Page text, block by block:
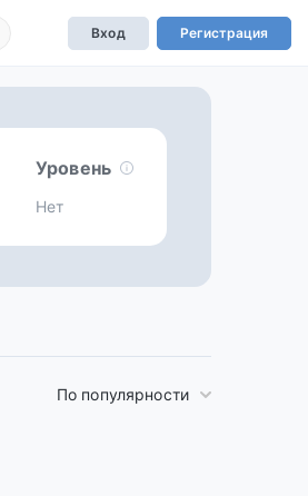
Вход Регистрация
Уровень
Нет
По популярности